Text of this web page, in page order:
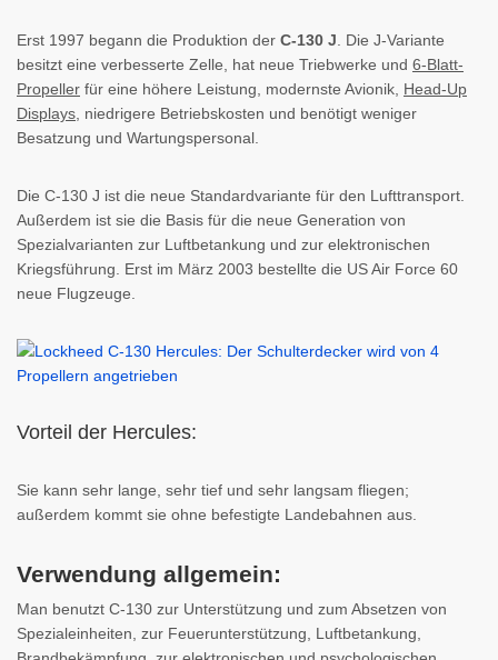
Erst 1997 begann die Produktion der C-130 J . Die J-Variante
besitzt eine verbesserte Zelle, hat neue Triebwerke und 6-Blatt-
Propeller für eine höhere Leistung, modernste Avionik, Head-Up
Displays , niedrigere Betriebskosten und benötigt weniger
Besatzung und Wartungspersonal.
Die C-130 J ist die neue Standardvariante für den Lufttransport.
Außerdem ist sie die Basis für die neue Generation von
Spezialvarianten zur Luftbetankung und zur elektronischen
Kriegsführung. Erst im März 2003 bestellte die US Air Force 60
neue Flugzeuge.
Vorteil der Hercules:
Sie kann sehr lange, sehr tief und sehr langsam fliegen;
außerdem kommt sie ohne befestigte Landebahnen aus.
Verwendung allgemein:
Man benutzt C-130 zur Unterstützung und zum Absetzen von
Spezialeinheiten, zur Feuerunterstützung, Luftbetankung,